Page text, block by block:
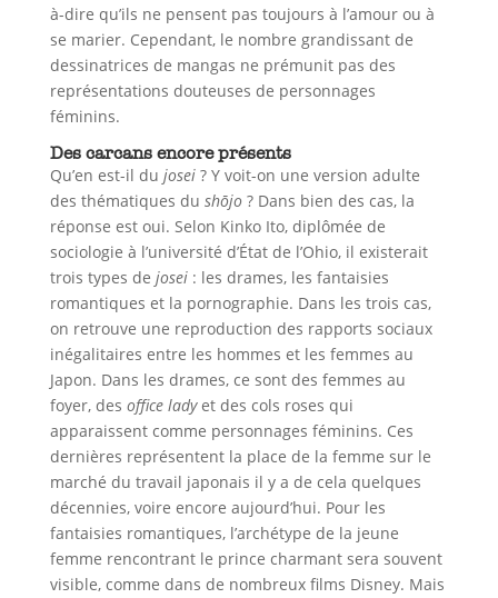
à-dire qu’ils ne pensent pas toujours à l’amour ou à
se marier. Cependant, le nombre grandissant de
dessinatrices de mangas ne prémunit pas des
représentations douteuses de personnages
féminins.
Des carcans encore présents
Qu’en est-il du josei ? Y voit-on une version adulte
des thématiques du shōjo? Dans bien des cas, la
réponse est oui. Selon Kinko Ito, diplômée de
sociologie à l’université d’État de l’Ohio, il existerait
trois types de josei: les drames, les fantaisies
romantiques et la pornographie. Dans les trois cas,
on retrouve une reproduction des rapports sociaux
inégalitaires entre les hommes et les femmes au
Japon. Dans les drames, ce sont des femmes au
foyer, des office ladyet des cols roses qui
apparaissent comme personnages féminins. Ces
dernières représentent la place de la femme sur le
marché du travail japonais il y a de cela quelques
décennies, voire encore aujourd’hui. Pour les
fantaisies romantiques, l’archétype de la jeune
femme rencontrant le prince charmant sera souvent
visible, comme dans de nombreux films Disney. Mais